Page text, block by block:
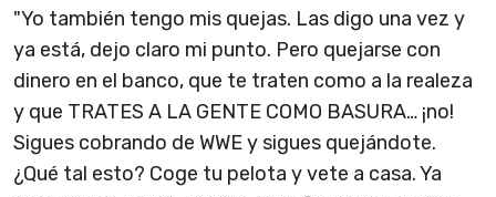
"Yo también tengo mis quejas. Las digo una vez y
ya está, dejo claro mi punto. Pero quejarse con
dinero en el banco, que te traten como a la realeza
y que TRATES A LA GENTE COMO BASURA… ¡no!
Sigues cobrando de WWE y sigues quejándote.
¿Qué tal esto? Coge tu pelota y vete a casa. Ya